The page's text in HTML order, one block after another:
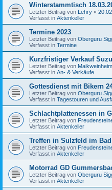
Winterstammtisch
Letzter Beitrag von Lehry «
Verfasst in Aktenkeller
Termine 2023
Letzter Beitrag von Oberguru
Verfasst in Termine
Kurzfristiger Verkauf
Letzter Beitrag von
Verfasst in An- & Verkäufe
Gottesdienst mit Bikern
Letzter Beitrag von Oberguru
Verfasst in Tagestouren und
Schlachtplattenessen in
Letzter Beitrag von
Verfasst in Aktenkeller
Treffen in Sulzfeld im
Letzter Beitrag von
Verfasst in Aktenkeller
Motorrad GD
Letzter Beitrag von Oberguru
Verfasst in Aktenkeller